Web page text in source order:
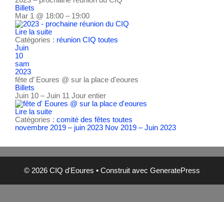
Billets
Mar 1 @ 18:00 – 19:00
Lire la suite
Catégories : réunion CIQ toutes
Juin
10
sam
2023
fête d’ Eoures @ sur la place d'eoures
Billets
Juin 10 – Juin 11 Jour entier
Lire la suite
Catégories : comité des fêtes toutes
novembre 2019 – juin 2023 Nov 2019 – Juin 2023
© 2026 CIQ d'Eoures • Construit avec GeneratePress